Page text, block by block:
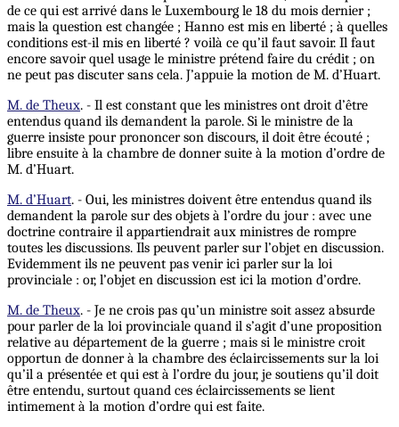
de ce qui est arrivé dans le Luxembourg le 18 du mois dernier ;
mais la question est changée ; Hanno est mis en liberté ; à quelles
conditions est-il mis en liberté ? voilà ce qu’il faut savoir. Il faut
encore savoir quel usage le ministre prétend faire du crédit ; on
ne peut pas discuter sans cela. J’appuie la motion de M. d’Huart.
M. de Theux. - Il est constant que les ministres ont droit d’être
entendus quand ils demandent la parole. Si le ministre de la
guerre insiste pour prononcer son discours, il doit être écouté ;
libre ensuite à la chambre de donner suite à la motion d’ordre de
M. d’Huart.
M. d’Huart. - Oui, les ministres doivent être entendus quand ils
demandent la parole sur des objets à l’ordre du jour : avec une
doctrine contraire il appartiendrait aux ministres de rompre
toutes les discussions. Ils peuvent parler sur l’objet en discussion.
Evidemment ils ne peuvent pas venir ici parler sur la loi
provinciale : or, l’objet en discussion est ici la motion d’ordre.
M. de Theux. - Je ne crois pas qu’un ministre soit assez absurde
pour parler de la loi provinciale quand il s’agit d’une proposition
relative au département de la guerre ; mais si le ministre croit
opportun de donner à la chambre des éclaircissements sur la loi
qu’il a présentée et qui est à l’ordre du jour, je soutiens qu’il doit
être entendu, surtout quand ces éclaircissements se lient
intimement à la motion d’ordre qui est faite.